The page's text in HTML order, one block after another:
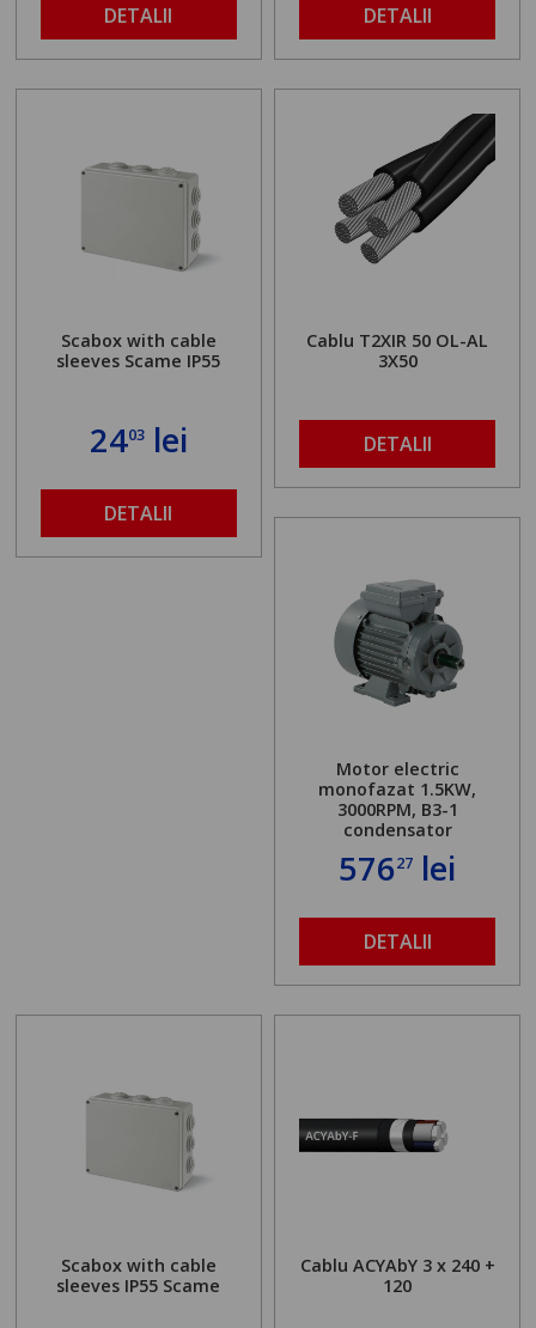
DETALII DETALII
Scabox with cable
sleeves Scame IP55
2403lei
DETALII
Cablu T2XIR 50 OL-AL
3X50
DETALII
Motor electric
monofazat 1.5KW,
3000RPM, B3-1
condensator
57627 lei
DETALII
Scabox with cable
sleeves IP55 Scame
Cablu ACYAbY 3 x 240 +
120